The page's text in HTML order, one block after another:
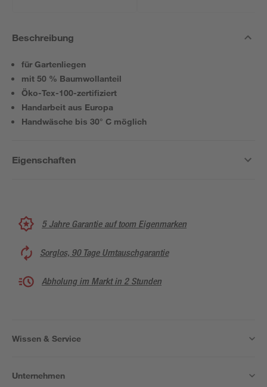
Beschreibung
für Gartenliegen
mit 50 % Baumwollanteil
Öko-Tex-100-zertifiziert
Handarbeit aus Europa
Handwäsche bis 30° C möglich
Eigenschaften
5 Jahre Garantie auf toom Eigenmarken
Sorglos, 90 Tage Umtauschgarantie
Abholung im Markt in 2 Stunden
Wissen & Service
Unternehmen